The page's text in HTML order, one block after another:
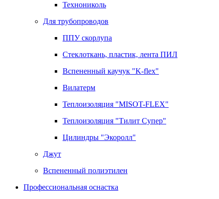
Технониколь
Для трубопроводов
ППУ скорлупа
Стеклоткань, пластик, лента ПИЛ
Вспененный каучук "K-flex"
Вилатерм
Теплоизоляция "MISOT-FLEX"
Теплоизоляция "Тилит Супер"
Цилиндры "Экоролл"
Джут
Вспененный полиэтилен
Профессиональная оснастка